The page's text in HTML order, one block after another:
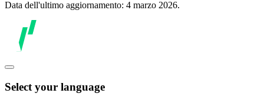
Data dell'ultimo aggiornamento: 4 marzo 2026.
Select your language